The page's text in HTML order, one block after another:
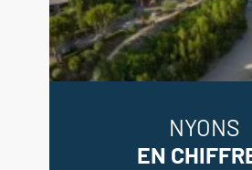
NYONS
EN